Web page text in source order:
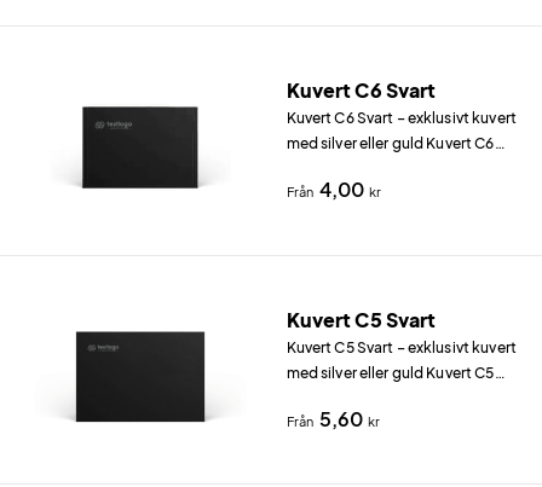
Kuvert C6 Svart
Kuvert C6 Svart – exklusivt kuvert
med silver eller guld Kuvert C6
svart papper ger ett omedelbart
Från 4,00 kr
Kuvert C5 Svart
Kuvert C5 Svart – exklusivt kuvert
med silver eller guld Kuvert C5
svart papper ger ett omedelbart
Från 5,60 kr